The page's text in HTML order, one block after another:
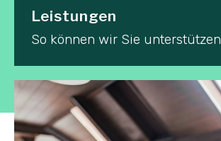
Leistungen
So können wir Sie unterstützen